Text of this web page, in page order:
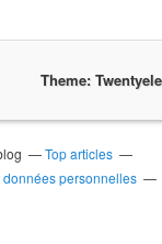
Theme:
Top articles
personnelles